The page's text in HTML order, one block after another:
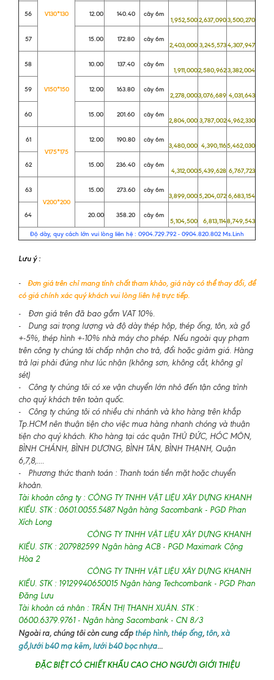
V130*130
56 12.00 140.40 cây 6m
1,952,5002,637,0903,500,270
57 15.00 172.80 cây 6m
2,403,000 3,245,5734,307,947
58
V150*150
10.00 137.40 cây 6m
1,911,0002,580,9623,382,004
59 12.00 163.80 cây 6m
2,278,0003,076,689 4,031,643
60 15.00 201.60 cây 6m
2,804,000 3,787,0024,962,330
61
V175*175
12.00 190.80 cây 6m
3,480,000 4,390,1165,462,030
62 15.00 236.40 cây 6m
4,312,0005,439,628 6,767,723
63
V200*200
15.00 273.60 cây 6m
3,899,0005,204,072 6,683,154
64 20.00 358.20 cây 6m
5,104,500 6,813,1148,749,543
Độ dày, quy cách lớn vui lòng liên hệ : 0904.729.792 - 0904.820.802 Ms.Linh
Lưu ý :
-
Đơn giá trên chỉ mang tính chất tham khảo, giá này có thể thay đổi, để
có giá chính xác quý khách vui lòng liên hệ trực tiếp.
- Đơn giá trên đã bao gồm VAT 10%.
- Dung sai trọng lượng và độ dày thép hộp, thép ống, tôn, xà gồ
+-5%, thép hình +-10% nhà máy cho phép. Nếu ngoài quy phạm
trên công ty chúng tôi chấp nhận cho trả, đổi hoặc giảm giá. Hàng
trả lại phải đúng như lúc nhận (không sơn, không cắt, không gỉ
sét)
- Công ty chúng tôi có xe vận chuyển lớn nhỏ đến tận công trình
cho quý khách trên toàn quốc.
- Công ty chúng tôi có nhiều chi nhánh và kho hàng trên khắp
Tp.HCM nên thuận tiện cho việc mua hàng nhanh chóng và thuận
tiện cho quý khách. Kho hàng tại các quận THỦ ĐỨC, HÓC MÔN,
BÌNH CHÁNH, BÌNH DƯƠNG, BÌNH TÂN, BÌNH THẠNH, Quận
6,7,8,....
- Phương thức thanh toán : Thanh toán tiền mặt hoặc chuyển
khoản.
Tài khoản công ty : CÔNG TY TNHH VẬT LIỆU XÂY DỰNG KHANH
KIỀU. STK : 0601.0055.5487 Ngân hàng Sacombank - PGD Phan
Xích Long
CÔNG TY TNHH VẬT LIỆU XÂY DỰNG KHANH
KIỀU. STK : 207982599 Ngân hàng ACB - PGD Maximark Cộng
Hòa 2
CÔNG TY TNHH VẬT LIỆU XÂY DỰNG KHANH
KIỀU. STK : 19129940650015 Ngân hàng Techcombank - PGD Phan
Đăng Lưu
Tài khoản cá nhân : TRẦN THỊ THANH XUÂN. STK :
0600.6379.9761 - Ngân hàng Sacombank - CN 8/3
Ngoài ra, chúng tôi còn cung cấp thép hình, thép ống, tôn, xà
gồ,lưới b40 mạ kẽm, lưới b40 bọc nhựa...
ĐẶC BIỆT CÓ CHIẾT KHẤU CAO CHO NGƯỜI GIỚI THIỆU